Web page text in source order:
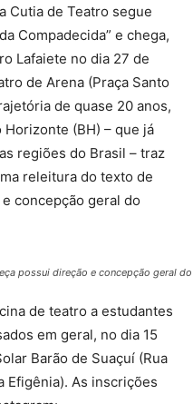
Cutia de Teatro segue
Compadecida” e chega,
Lafaiete no dia 27 de
de Arena (Praça Santo
de quase 20 anos,
(BH) – que já
regiões do Brasil – traz
releitura do texto de
concepção geral do
possui direção e concepção geral
de teatro a estudantes
em geral, no dia 15
Barão de Suaçuí (Rua
Efigênia). As inscrições